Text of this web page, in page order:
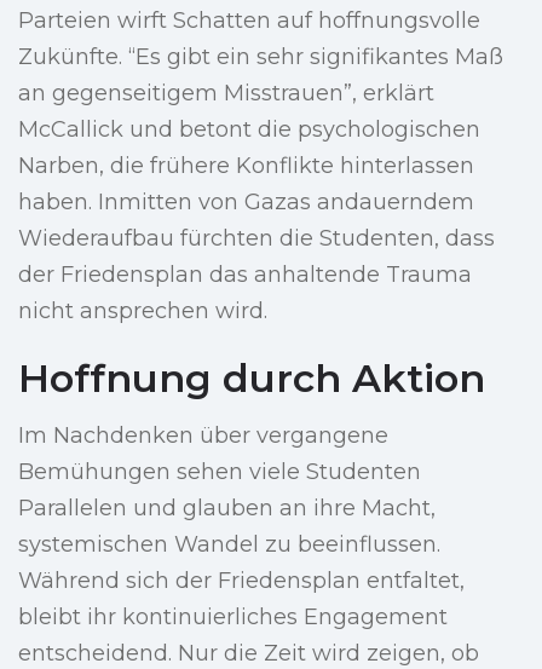
Parteien wirft Schatten auf hoffnungsvolle
Zukünfte. “Es gibt ein sehr signifikantes Maß
an gegenseitigem Misstrauen”, erklärt
McCallick und betont die psychologischen
Narben, die frühere Konflikte hinterlassen
haben. Inmitten von Gazas andauerndem
Wiederaufbau fürchten die Studenten, dass
der Friedensplan das anhaltende Trauma
nicht ansprechen wird.
Hoffnung durch Aktion
Im Nachdenken über vergangene
Bemühungen sehen viele Studenten
Parallelen und glauben an ihre Macht,
systemischen Wandel zu beeinflussen.
Während sich der Friedensplan entfaltet,
bleibt ihr kontinuierliches Engagement
entscheidend. Nur die Zeit wird zeigen, ob